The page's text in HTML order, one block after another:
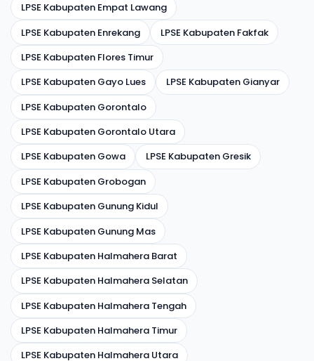
LPSE Kabupaten Empat Lawang
LPSE Kabupaten Enrekang
LPSE Kabupaten Fakfak
LPSE Kabupaten Flores Timur
LPSE Kabupaten Gayo Lues
LPSE Kabupaten Gianyar
LPSE Kabupaten Gorontalo
LPSE Kabupaten Gorontalo Utara
LPSE Kabupaten Gowa
LPSE Kabupaten Gresik
LPSE Kabupaten Grobogan
LPSE Kabupaten Gunung Kidul
LPSE Kabupaten Gunung Mas
LPSE Kabupaten Halmahera Barat
LPSE Kabupaten Halmahera Selatan
LPSE Kabupaten Halmahera Tengah
LPSE Kabupaten Halmahera Timur
LPSE Kabupaten Halmahera Utara